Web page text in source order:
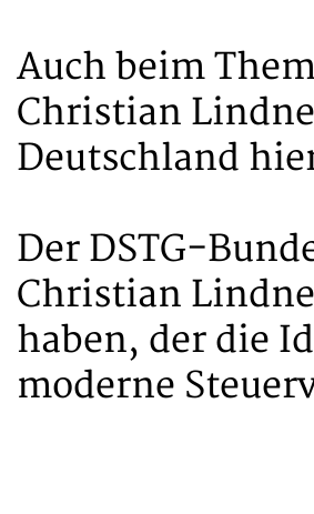
Auch beim
Christian
Deutschland
Der DSTG-
Christian
haben, der die
moderne